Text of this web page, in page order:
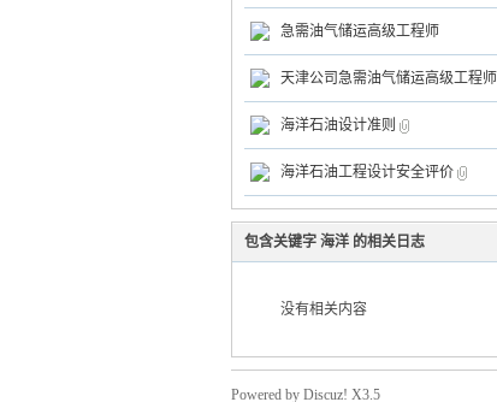
气
急需油气储运高级工程师
天津公司急需油气储运高级工程师
海洋石油设计准则
海洋石油工程设计安全评价
包含关键字 海洋 的相关日志
没有相关内容
Powered by Discuz! X3.5